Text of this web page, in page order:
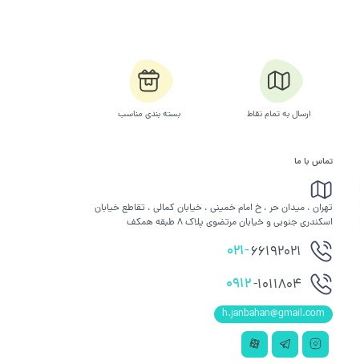
ارسال به تمام نقاط بسته بندی مناسب
تماس با ما
تهران ، میدان حر ، خ امام خمینی ، خیابان کمالی ، تقاطع خیابان
اسکندری جنوبی و خیابان مرتضوی پلاک 8 طبقه همکف
021-66192021
0912-1011804
h.janbahan@gmail.com